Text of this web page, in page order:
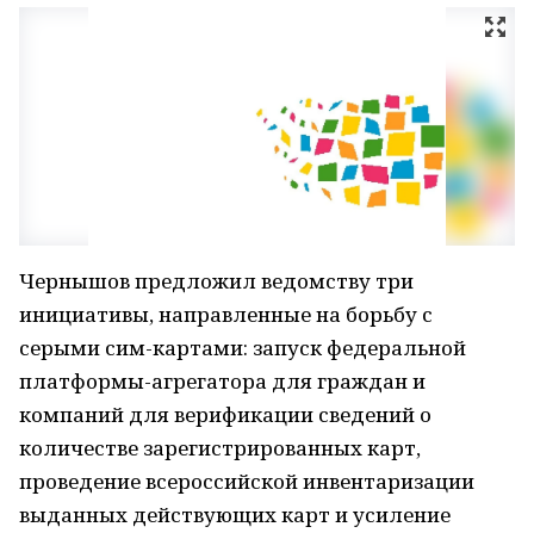
Чернышов предложил ведомству три
инициативы, направленные на борьбу с
серыми сим-картами: запуск федеральной
платформы-агрегатора для граждан и
компаний для верификации сведений о
количестве зарегистрированных карт,
проведение всероссийской инвентаризации
выданных действующих карт и усиление